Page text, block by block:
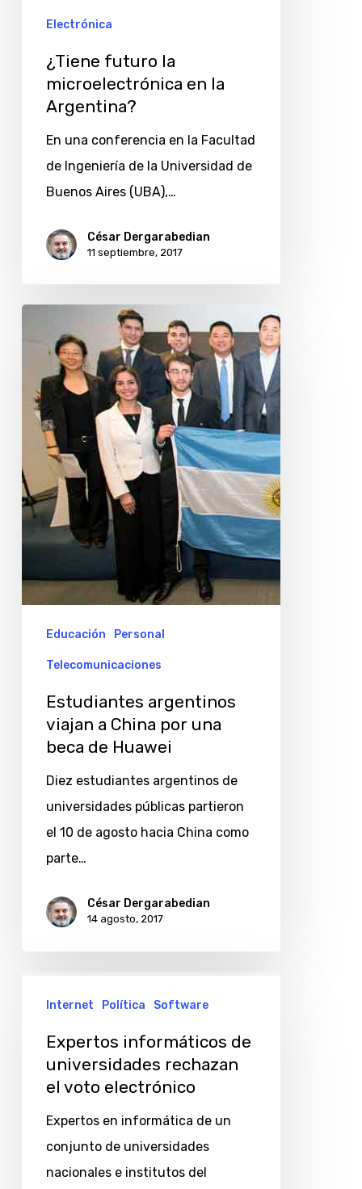
Electrónica
¿Tiene futuro la
microelectrónica en la
Argentina?
En una conferencia en la Facultad
de Ingeniería de la Universidad de
Buenos Aires (UBA),…
César Dergarabedian
11 septiembre, 2017
argentinos
viajan
China
una
beca
de
Huawei
Educación Personal
Telecomunicaciones
Estudiantes argentinos
viajan a China por una
beca de Huawei
Diez estudiantes argentinos de
universidades públicas partieron
el 10 de agosto hacia China como
parte…
César Dergarabedian
14 agosto, 2017
informáticos
universidades
rechazan
electrónico
Internet Política Software
Expertos informáticos de
universidades rechazan
el voto electrónico
Expertos en informática de un
conjunto de universidades
nacionales e institutos del